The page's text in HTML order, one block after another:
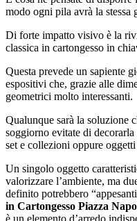
modo ogni pila avrà la stessa
Di forte impatto visivo è la
classica in cartongesso in
Questa prevede un sapiente
espositivi che, grazie alle
geometrici molto interessanti.
Qualunque sarà la soluzione
soggiorno evitate di
set e collezioni oppure
Un singolo oggetto
valorizzare l’ambiente, ma
definito potrebbero
in Cartongesso Piazza
è un elemento d’arredo